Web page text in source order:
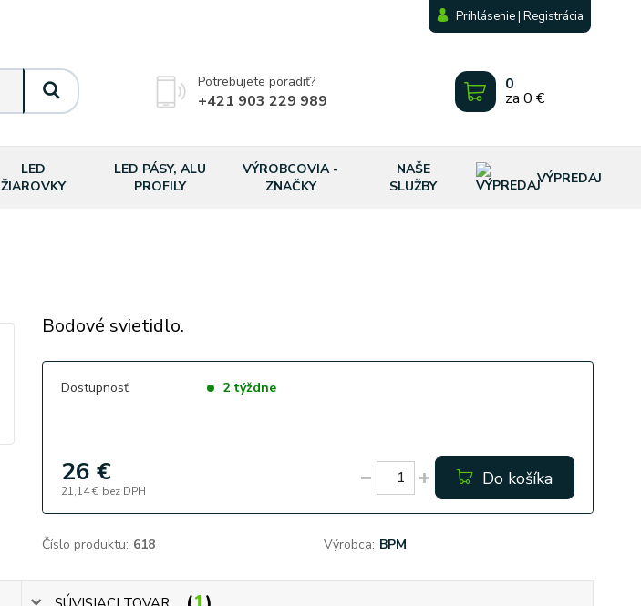
Prihlásenie | Registrácia
Potrebujete poradiť?
+421 903 229 989
0
za 0 €
LED
ŽIAROVKY
LED PÁSY, ALU
PROFILY
VÝROBCOVIA -
ZNAČKY
NAŠE
SLUŽBY
VÝPREDAJ
Bodové svietidlo.
Dostupnosť 2 týždne
26 €
21,14 € bez DPH
Do košíka
Číslo produktu: 618 Výrobca: BPM